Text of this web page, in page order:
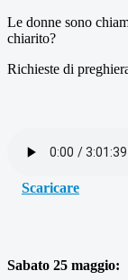
Le donne sono
chiarito?
Richieste di
Scaricare
Sabato 25 maggio: